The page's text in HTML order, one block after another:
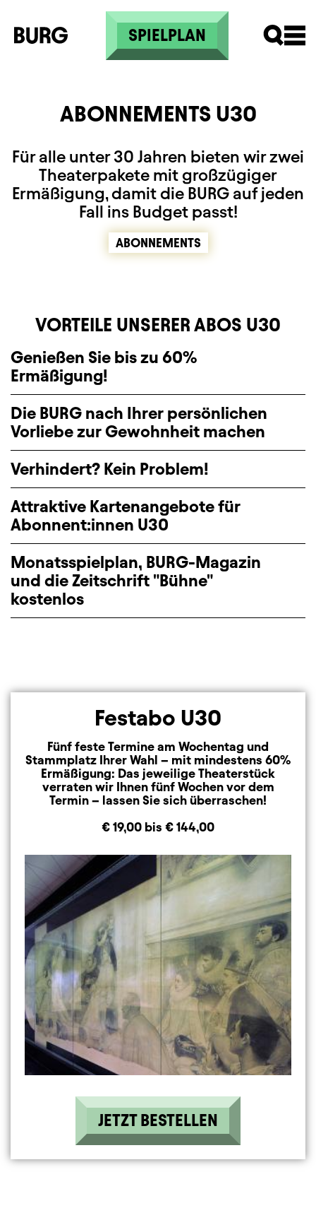
Skip to main content
SPIELPLAN
ABONNEMENTS U30
Für alle unter 30 Jahren bieten wir zwei
Theaterpakete mit großzügiger
Ermäßigung, damit die BURG auf jeden
Fall ins Budget passt!
ABONNEMENTS
VORTEILE UNSERER ABOS U30
Genießen Sie bis zu 60%
Ermäßigung!
Die BURG nach Ihrer persönlichen
Vorliebe zur Gewohnheit machen
Verhindert? Kein Problem!
Attraktive Kartenangebote für
Abonnent:innen U30
Monatsspielplan, BURG-Magazin
und die Zeitschrift "Bühne"
kostenlos
Festabo U30
Fünf feste Termine am Wochentag und
Stammplatz Ihrer Wahl – mit mindestens 60%
Ermäßigung: Das jeweilige Theaterstück
verraten wir Ihnen fünf Wochen vor dem
Termin – lassen Sie sich überraschen!
€ 19,00 bis € 144,00
Image
JETZT BESTELLEN